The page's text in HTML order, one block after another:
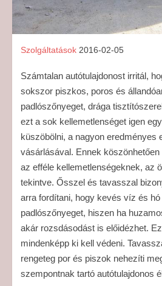
Szolgáltatások 2016-02-05
Számtalan autótulajdonost irritál,
sokszor piszkos, poros és
padlószőnyeget, drága
ezt a sok kellemetlenséget igen
küszöbölni, a nagyon eredményes
vásárlásával. Ennek
az efféle kellemetlenségeknek, az
tekintve. Ősszel és tavasszal
arra fordítani, hogy kevés víz és hó
padlószőnyeget, hiszen ha
akár rozsdásodást is előidézhet.
mindenképp ki kell védeni.
rengeteg por és piszok nehezíti
szempontnak tartó autótulajdonos